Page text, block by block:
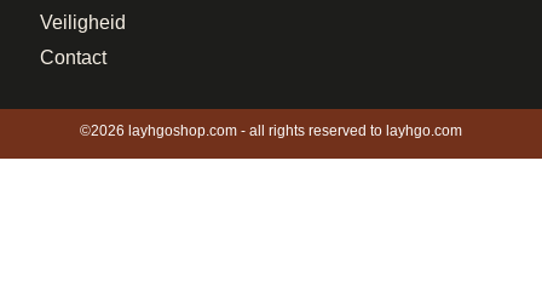
Veiligheid
Contact
©2026 layhgoshop.com - all rights reserved to layhgo.com